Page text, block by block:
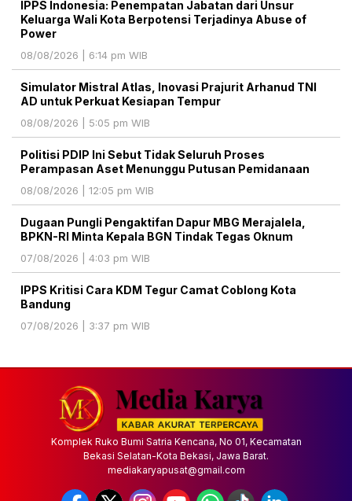
IPPS Indonesia: Penempatan Jabatan dari Unsur
Keluarga Wali Kota Berpotensi Terjadinya Abuse of
Power
08/08/2026 | 6:14 pm WIB
Simulator Mistral Atlas, Inovasi Prajurit Arhanud TNI
AD untuk Perkuat Kesiapan Tempur
08/08/2026 | 5:05 pm WIB
Politisi PDIP Ini Sebut Tidak Seluruh Proses
Perampasan Aset Menunggu Putusan Pemidanaan
08/08/2026 | 12:05 pm WIB
Dugaan Pungli Pengaktifan Dapur MBG Merajalela,
BPKN-RI Minta Kepala BGN Tindak Tegas Oknum
07/08/2026 | 4:03 pm WIB
IPPS Kritisi Cara KDM Tegur Camat Coblong Kota
Bandung
07/08/2026 | 3:37 pm WIB
Komplek Ruko Bumi Satria Kencana, No 01, Kecamatan
Bekasi Selatan-Kota Bekasi, Jawa Barat.
mediakaryapusat@gmail.com